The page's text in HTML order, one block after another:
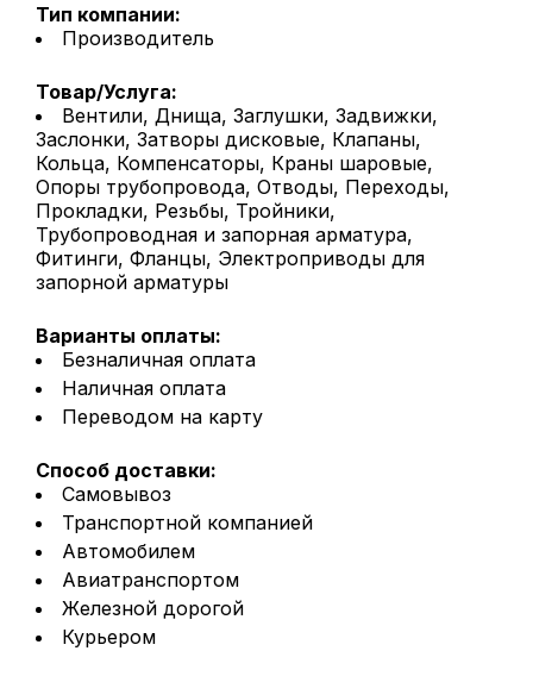
Тип компании:
Производитель
Товар/Услуга:
Вентили, Днища, Заглушки, Задвижки,
Заслонки, Затворы дисковые, Клапаны,
Кольца, Компенсаторы, Краны шаровые,
Опоры трубопровода, Отводы, Переходы,
Прокладки, Резьбы, Тройники,
Трубопроводная и запорная арматура,
Фитинги, Фланцы, Электроприводы для
запорной арматуры
Варианты оплаты:
Безналичная оплата
Наличная оплата
Переводом на карту
Способ доставки:
Самовывоз
Транспортной компанией
Автомобилем
Авиатранспортом
Железной дорогой
Курьером